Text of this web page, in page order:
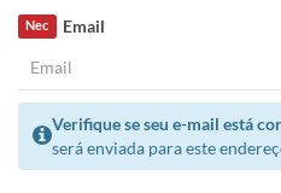
Email
Nec
Verifique se seu e-mail está
será enviada para este